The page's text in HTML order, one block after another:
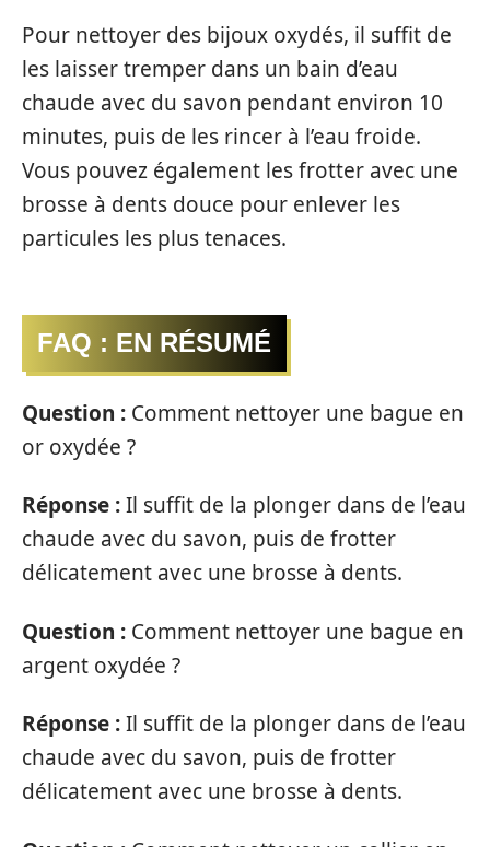
Pour nettoyer des bijoux oxydés, il suffit de
les laisser tremper dans un bain d’eau
chaude avec du savon pendant environ 10
minutes, puis de les rincer à l’eau froide.
Vous pouvez également les frotter avec une
brosse à dents douce pour enlever les
particules les plus tenaces.
FAQ : EN RÉSUMÉ
Question : Comment nettoyer une bague en
or oxydée ?
Réponse :Il suffit de la plonger dans de l’eau
chaude avec du savon, puis de frotter
délicatement avec une brosse à dents.
Question : Comment nettoyer une bague en
argent oxydée ?
Réponse :Il suffit de la plonger dans de l’eau
chaude avec du savon, puis de frotter
délicatement avec une brosse à dents.